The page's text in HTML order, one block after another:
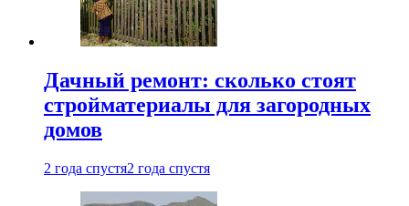
Дачный ремонт: сколько стоят
стройматериалы для загородных
домов
2 года спустя2 года спустя